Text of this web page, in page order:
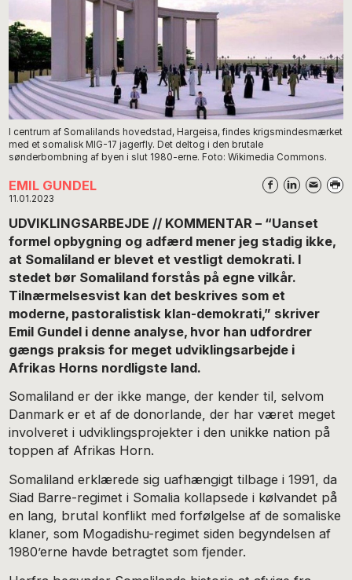
I centrum af Somalilands hovedstad, Hargeisa, findes krigsmindesmærket
med et somalisk MIG-17 jagerfly. Det deltog i den brutale
sønderbombning af byen i slut 1980-erne. Foto: Wikimedia Commons.
EMIL GUNDEL
11.01.2023
UDVIKLINGSARBEJDE // KOMMENTAR – “Uanset
formel opbygning og adfærd mener jeg stadig ikke,
at Somaliland er blevet et vestligt demokrati. I
stedet bør Somaliland forstås på egne vilkår.
Tilnærmelsesvist kan det beskrives som et
moderne, pastoralistisk klan-demokrati,” skriver
Emil Gundel i denne analyse, hvor han udfordrer
gængs praksis for meget udviklingsarbejde i
Afrikas Horns nordligste land.
Somaliland er der ikke mange, der kender til, selvom
Danmark er et af de donorlande, der har været meget
involveret i udviklingsprojekter i den unikke nation på
toppen af Afrikas Horn.
Somaliland erklærede sig uafhængigt tilbage i 1991, da
Siad Barre-regimet i Somalia kollapsede i kølvandet på
en lang, brutal konflikt med forfølgelse af de somaliske
klaner, som Mogadishu-regimet siden begyndelsen af
1980’erne havde betragtet som fjender.